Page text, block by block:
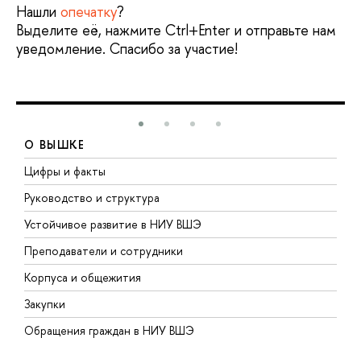
Нашли опечатку?
Выделите её, нажмите Ctrl+Enter и отправьте нам
уведомление. Спасибо за участие!
О ВЫШКЕ
Цифры и факты
Руководство и структура
Устойчивое развитие в НИУ ВШЭ
Преподаватели и сотрудники
Корпуса и общежития
Закупки
Обращения граждан в НИУ ВШЭ